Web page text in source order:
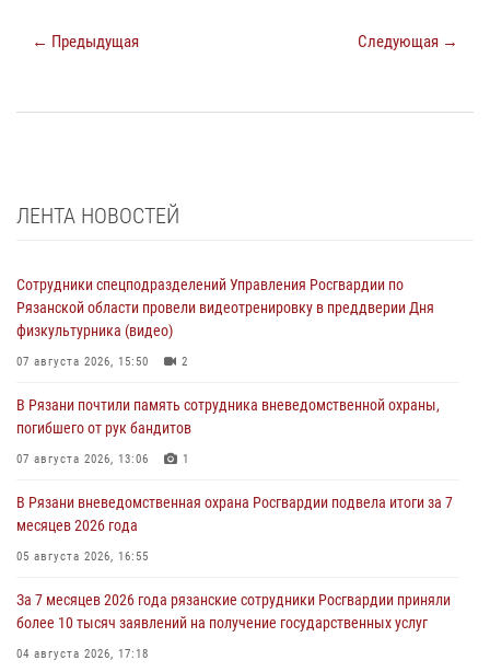
← Предыдущая Следующая →
ЛЕНТА НОВОСТЕЙ
Сотрудники спецподразделений Управления Росгвардии по
Рязанской области провели видеотренировку в преддверии Дня
физкультурника (видео)
07 августа 2026, 15:50 2
В Рязани почтили память сотрудника вневедомственной охраны,
погибшего от рук бандитов
07 августа 2026, 13:06 1
В Рязани вневедомственная охрана Росгвардии подвела итоги за 7
месяцев 2026 года
05 августа 2026, 16:55
За 7 месяцев 2026 года рязанские сотрудники Росгвардии приняли
более 10 тысяч заявлений на получение государственных услуг
04 августа 2026, 17:18